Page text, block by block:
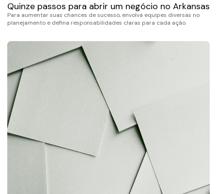
Quinze passos para abrir um negócio no Arkansas
Para aumentar suas chances de sucesso, envolva equipes diversas no
planejamento e defina responsabilidades claras para cada ação.